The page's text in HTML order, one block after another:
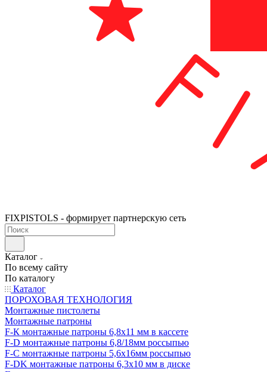
FIXPISTOLS - формирует партнерскую сеть
Каталог
По всему сайту
По каталогу
Каталог
ПОРОХОВАЯ ТЕХНОЛОГИЯ
Монтажные пистолеты
Монтажные патроны
F-К монтажные патроны 6,8х11 мм в кассете
F-D монтажные патроны 6,8/18мм россыпью
F-C монтажные патроны 5,6х16мм россыпью
F-DK монтажные патроны 6,3х10 мм в диске